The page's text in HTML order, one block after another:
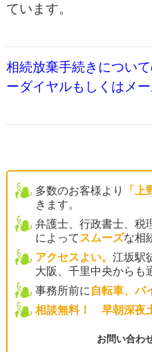
ています。
相続放棄手続きについ
ーダイヤルもしくはメー
多数のお客様より 「上
きます。
弁護士、行政書士、税
によって スムーズな相
アクセスよい。 江坂駅
大阪、千里中央からも
事務所前に 自転車、バ
相談無料！ 早朝深夜
お問い合わ